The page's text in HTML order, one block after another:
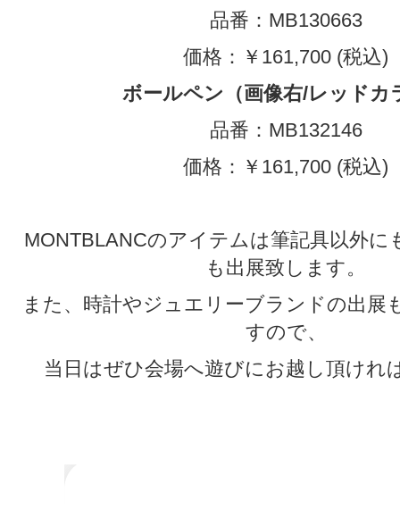
品番：MB130663
価格：￥161,700 (税込)
ボールペン（画像右/レッドカ
品番：MB132146
価格：￥161,700 (税込)
MONTBLANCのアイテムは筆記具以外に
も出展致します。
また、時計やジュエリーブランドの出展
すので、
当日はぜひ会場へ遊びにお越し頂けれ